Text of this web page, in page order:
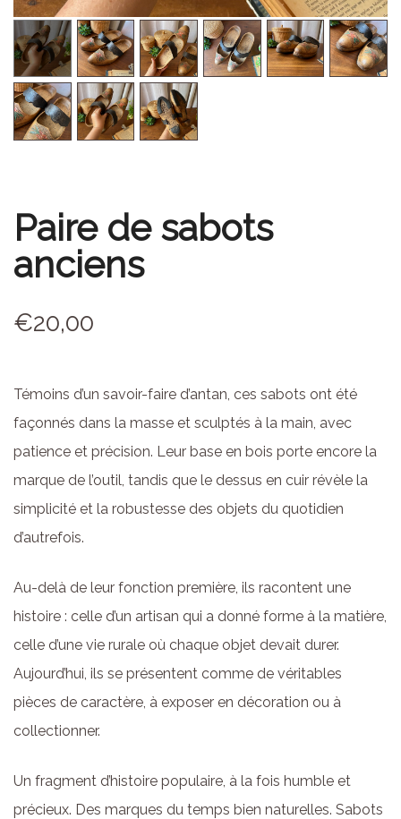
Paire de sabots
anciens
€20,00
Témoins d’un savoir-faire d’antan, ces sabots ont été
façonnés dans la masse et sculptés à la main, avec
patience et précision. Leur base en bois porte encore la
marque de l’outil, tandis que le dessus en cuir révèle la
simplicité et la robustesse des objets du quotidien
d’autrefois.
Au-delà de leur fonction première, ils racontent une
histoire : celle d’un artisan qui a donné forme à la matière,
celle d’une vie rurale où chaque objet devait durer.
Aujourd’hui, ils se présentent comme de véritables
pièces de caractère, à exposer en décoration ou à
collectionner.
Un fragment d’histoire populaire, à la fois humble et
précieux. Des marques du temps bien naturelles. Sabots